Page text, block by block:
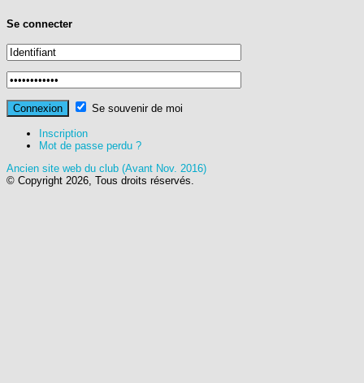
Se connecter
Se souvenir de moi
Inscription
Mot de passe perdu ?
Ancien site web du club (Avant Nov. 2016)
© Copyright 2026, Tous droits réservés.